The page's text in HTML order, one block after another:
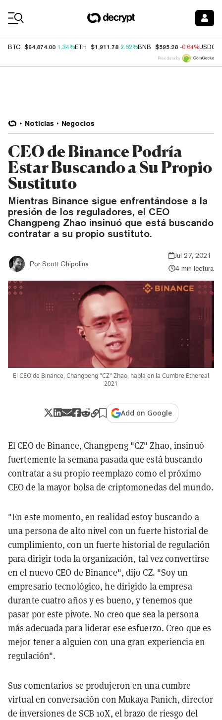
BTC $64,874.00 1.34%ETH $1,911.78 2.62%BNB $595.28 -0.64%USDC
Price data by
Noticias Negocios
CEO de Binance Podría
Estar Buscando a Su Propio
Sustituto
Mientras Binance sigue enfrentándose a la
presión de los reguladores, el CEO
Changpeng Zhao insinuó que está buscando
contratar a su propio sustituto.
Por Scott Chipolina
Jul 27, 2021
4 min lectura
El CEO de Binance, Changpeng "CZ" Zhao, habla en la Cumbre Ethereal
2021
Add on Google
El CEO de Binance, Changpeng "CZ" Zhao, insinuó
fuertemente la semana pasada que está buscando
contratar a su propio reemplazo como el próximo
CEO de la mayor bolsa de criptomonedas del mundo.
"En este momento, en realidad estoy buscando a
una persona de alto nivel con un fuerte historial de
cumplimiento, con un fuerte historial de regulación
para dirigir toda la organización, tal vez convertirse
en el nuevo CEO de Binance", dijo CZ. "Soy un
empresario tecnológico, he dirigido la empresa
durante cuatro años y es bueno, y tenemos que
pasar por este pivote. No creo que sea la persona
más adecuada para liderar ese esfuerzo. Creo que es
mejor tener a alguien con una gran experiencia en
regulación".
Sus comentarios se produjeron en una cumbre
virtual en conversación con Mukaya Panich, director
de inversiones de SCB 10X, el brazo de riesgo del